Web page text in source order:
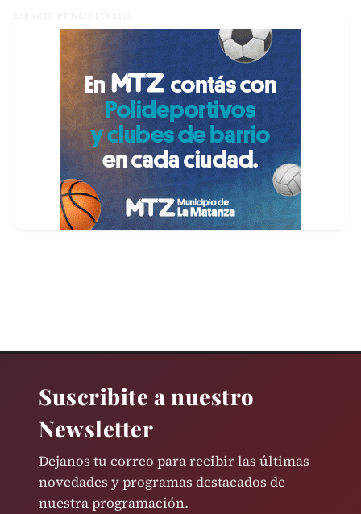
ESPACIO PUBLICITARIO
Suscribite a nuestro
Newsletter
Dejanos tu correo para recibir las últimas
novedades y programas destacados de
nuestra programación.